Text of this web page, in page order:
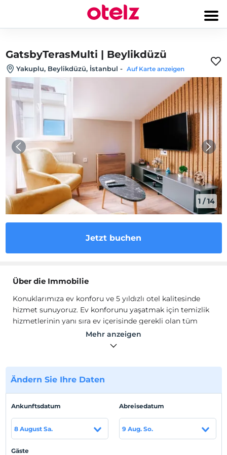
GatsbyTerasMulti | Beylikdüzü
Yakuplu, Beylikdüzü, İstanbul - Auf Karte anzeigen
1 /14
Jetzt buchen
Über die Immobilie
Konuklarımıza ev konforu ve 5 yıldızlı otel kalitesinde
hizmet sunuyoruz. Ev konforunu yaşatmak için temizlik
hizmetlerinin yanı sıra ev içerisinde gerekli olan tüm
olanakları sağlıyoruz.
Stüdyo dairemiz GatsbyGray'i keşfedin! Burada kalış,
Tam donanımlı, zarif dekore edilmiş Beylikdüzü'ndeki
evimiz, Torium AVM'ye sadece 8 dakika, Marmara Park
arıyorsanız, erken rezervasyon fırsatını kaçırmayın, şimdi
rezervasyon yapın!
Standort
Mehr anzeigen
Ändern Sie Ihre Daten
Ankunftsdatum
8 August Sa.
Abreisedatum
9 Aug. So.
Gäste